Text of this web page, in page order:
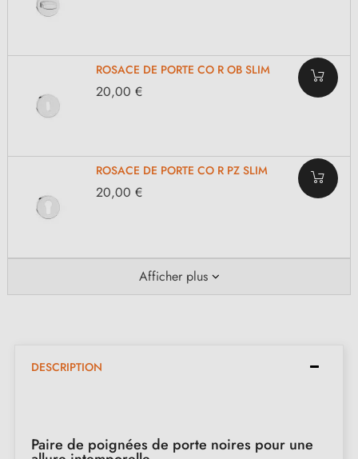
ROSACE DE PORTE CO R OB SLIM
20,00 €
ROSACE DE PORTE CO R PZ SLIM
20,00 €
Afficher plus
DESCRIPTION
Paire de poignées de porte noires pour une